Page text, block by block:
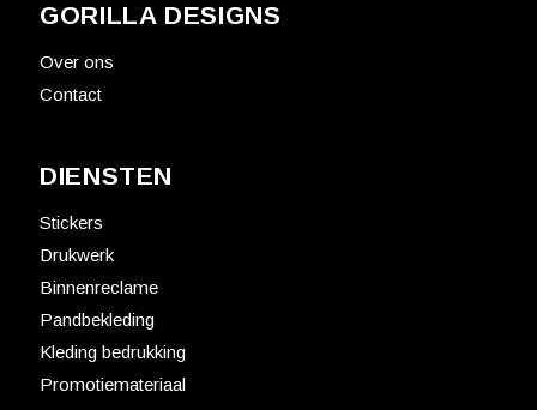
GORILLA DESIGNS
Over ons
Contact
DIENSTEN
Stickers
Drukwerk
Binnenreclame
Pandbekleding
Kleding bedrukking
Promotiemateriaal